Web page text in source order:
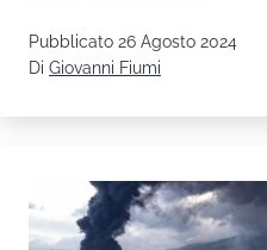
in
Pubblicato 26 Agosto 2024
Di Giovanni Fiumi